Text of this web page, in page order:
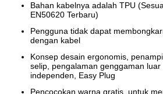
Bahan kabelnya adalah TPU
EN50620 Terbaru)
Pengguna tidak dapat
dengan kabel
Konsep desain ergonomis,
selip, pengalaman genggaman luar
independen, Easy Plug
Pencocokan warna gratis, untuk